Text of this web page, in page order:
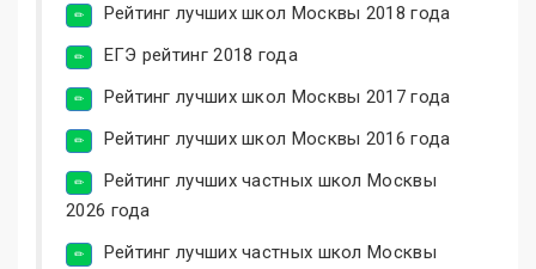
Рейтинг лучших школ Москвы 2018 года
ЕГЭ рейтинг 2018 года
Рейтинг лучших школ Москвы 2017 года
Рейтинг лучших школ Москвы 2016 года
Рейтинг лучших частных школ Москвы
2026 года
Рейтинг лучших частных школ Москвы